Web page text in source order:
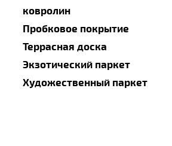
ковролин
Пробковое покрытие
Террасная доска
Экзотический паркет
Художественный паркет